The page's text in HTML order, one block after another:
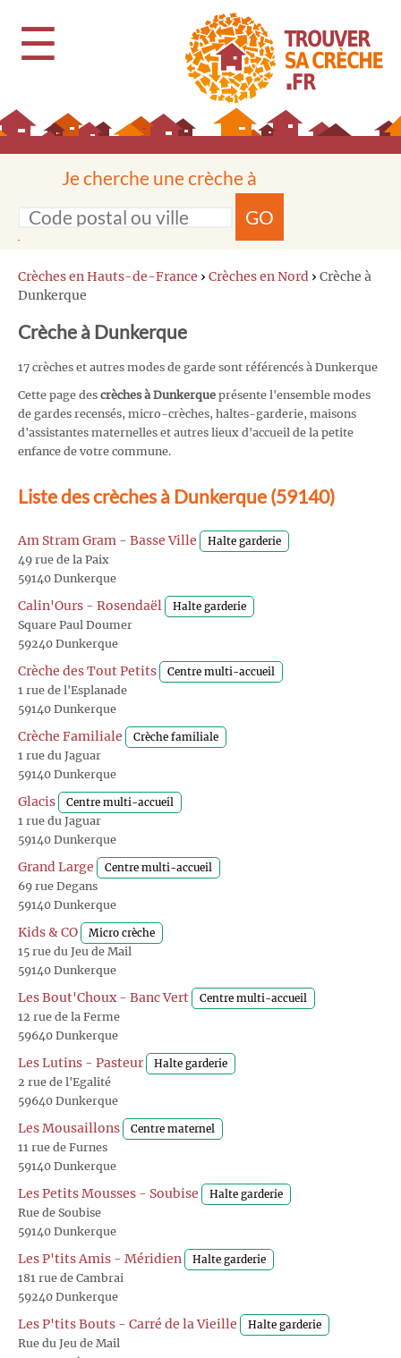
☰
Je cherche une crèche à
GO
Crèches en Hauts-de-France › Crèches en Nord › Crèche à
Dunkerque
Crèche à Dunkerque
17 crèches et autres modes de garde sont référencés à Dunkerque
Cette page des crèches à Dunkerque présente l'ensemble modes
de gardes recensés, micro-crèches, haltes-garderie, maisons
d'assistantes maternelles et autres lieux d'accueil de la petite
enfance de votre commune.
Liste des crèches à Dunkerque (59140)
Am Stram Gram - Basse Ville Halte garderie
49 rue de la Paix
59140 Dunkerque
Calin'Ours - Rosendaël Halte garderie
Square Paul Doumer
59240 Dunkerque
Crèche des Tout Petits Centre multi-accueil
1 rue de l'Esplanade
59140 Dunkerque
Crèche Familiale Crèche familiale
1 rue du Jaguar
59140 Dunkerque
Glacis Centre multi-accueil
1 rue du Jaguar
59140 Dunkerque
Grand Large Centre multi-accueil
69 rue Degans
59140 Dunkerque
Kids & CO Micro crèche
15 rue du Jeu de Mail
59140 Dunkerque
Les Bout'Choux - Banc Vert Centre multi-accueil
12 rue de la Ferme
59640 Dunkerque
Les Lutins - Pasteur Halte garderie
2 rue de l'Egalité
59640 Dunkerque
Les Mousaillons Centre maternel
11 rue de Furnes
59140 Dunkerque
Les Petits Mousses - Soubise Halte garderie
Rue de Soubise
59140 Dunkerque
Les P'tits Amis - Méridien Halte garderie
181 rue de Cambrai
59240 Dunkerque
Les P'tits Bouts - Carré de la Vieille Halte garderie
Rue du Jeu de Mail